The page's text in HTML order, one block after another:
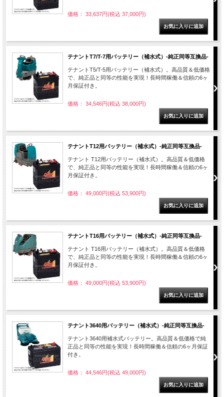
価格： 33,637円(税込 37,000円)
テナントT7/T-7用バッテリー（補水式）-純正同等互換品-
テナントT5/T-5用バッテリー（補水式）。高品質＆低価格
で、純正品と同等の性能を実現！長時間稼働＆信頼の6ヶ
月保証付き。
価格： 34,546円(税込 38,000円)
テナントT12用バッテリー（補水式）-純正同等互換品-
テナント T12用バッテリー（補水式）。高品質＆低価格
で、純正品と同等の性能を実現！長時間稼働＆信頼の6ヶ
月保証付き。
価格： 49,000円(税込 53,900円)
テナントT16用バッテリー（補水式）-純正同等互換品-
テナント T16用バッテリー（補水式）。高品質＆低価格
で、純正品と同等の性能を実現！長時間稼働＆信頼の6ヶ
月保証付き。
価格： 49,000円(税込 53,900円)
テナント3640用バッテリー（補水式）-純正同等互換品-
テナント3640用補水式バッテリー。高品質＆低価格で純
正品と同等の性能を実現！長時間稼働＆信頼の6ヶ月保証
付き。
価格： 44,546円(税込 49,000円)